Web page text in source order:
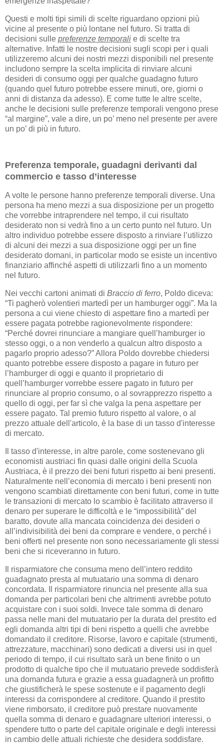
Questi e molti tipi simili di scelte riguardano opzioni più
vicine al presente o più lontane nel futuro. Si tratta di
decisioni sulle preferenze temporali e di scelte tra
alternative. Infatti le nostre decisioni sugli scopi per i quali
utilizzeremo alcuni dei nostri mezzi disponibili nel presente
includono sempre la scelta implicita di rinviare alcuni
desideri di consumo oggi per qualche guadagno futuro
(quando quel futuro potrebbe essere minuti, ore, giorni o
anni di distanza da adesso). E come tutte le altre scelte,
anche le decisioni sulle preferenze temporali vengono prese
“al margine”, vale a dire, un po’ meno nel presente per avere
un po’ di più in futuro.
Preferenza temporale, guadagni derivanti dal
commercio e tasso d’interesse
A volte le persone hanno preferenze temporali diverse. Una
persona ha meno mezzi a sua disposizione per un progetto
che vorrebbe intraprendere nel tempo, il cui risultato
desiderato non si vedrà fino a un certo punto nel futuro. Un
altro individuo potrebbe essere disposto a rinviare l’utilizzo
di alcuni dei mezzi a sua disposizione oggi per un fine
desiderato domani, in particolar modo se esiste un incentivo
finanziario affinché aspetti di utilizzarli fino a un momento
nel futuro.
Nei vecchi cartoni animati di Braccio di ferro, Poldo diceva:
“Ti pagherò volentieri martedì per un hamburger oggi”. Ma la
persona a cui viene chiesto di aspettare fino a martedì per
essere pagata potrebbe ragionevolmente rispondere:
“Perché dovrei rinunciare a mangiare quell’hamburger io
stesso oggi, o a non venderlo a qualcun altro disposto a
pagarlo proprio adesso?” Allora Poldo dovrebbe chiedersi
quanto potrebbe essere disposto a pagare in futuro per
l’hamburger di oggi e quanto il proprietario di
quell’hamburger vorrebbe essere pagato in futuro per
rinunciare al proprio consumo, o al sovrapprezzo rispetto a
quello di oggi, per far sì che valga la pena aspettare per
essere pagato. Tal premio futuro rispetto al valore, o al
prezzo attuale dell'articolo, è la base di un tasso d'interesse
di mercato.
Il tasso d'interesse, in altre parole, come sostenevano gli
economisti austriaci fin quasi dalle origini della Scuola
Austriaca, è il prezzo dei beni futuri rispetto ai beni presenti.
Naturalmente nell’economia di mercato i beni presenti non
vengono scambiati direttamente con beni futuri, come in tutte
le transazioni di mercato lo scambio è facilitato attraverso il
denaro per superare le difficoltà e le “impossibilità” del
baratto, dovute alla mancata coincidenza dei desideri o
all’indivisibilità dei beni da comprare e vendere, o perché i
beni offerti nel presente non sono necessariamente gli stessi
beni che si riceveranno in futuro.
Il risparmiatore che consuma meno dell’intero reddito
guadagnato presta al mutuatario una somma di denaro
concordata. Il risparmiatore rinuncia nel presente alla sua
domanda per particolari beni che altrimenti avrebbe potuto
acquistare con i suoi soldi. Invece tale somma di denaro
passa nelle mani del mutuatario per la durata del prestito ed
egli domanda altri tipi di beni rispetto a quelli che avrebbe
domandato il creditore. Risorse, lavoro e capitale (strumenti,
attrezzature, macchinari) sono dedicati a diversi usi in quel
periodo di tempo, il cui risultato sarà un bene finito o un
prodotto di qualche tipo che il mutuatario prevede soddisferà
una domanda futura e grazie a essa guadagnerà un profitto
che giustificherà le spese sostenute e il pagamento degli
interessi da corrispondere al creditore. Quando il prestito
viene rimborsato, il creditore può prestare nuovamente
quella somma di denaro e guadagnare ulteriori interessi, o
spendere tutto o parte del capitale originale e degli interessi
in cambio delle attuali richieste che desidera soddisfare.